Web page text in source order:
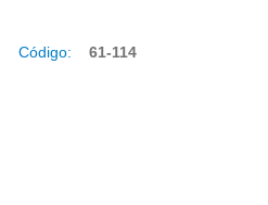
Código: 61-114